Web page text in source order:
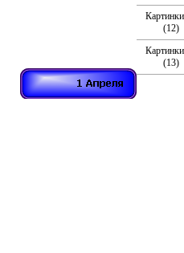
(12)
(13)